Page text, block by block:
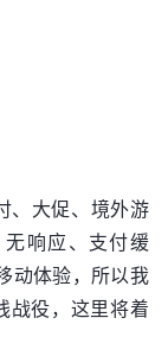
、大促、境外游
响应、支付缓
动体验，所以我
战役，这里将着